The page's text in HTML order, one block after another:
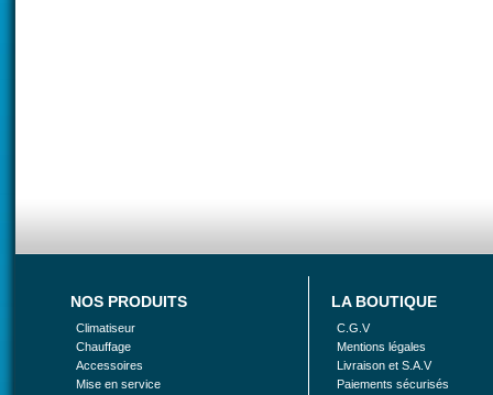
NOS PRODUITS
Climatiseur
Chauffage
Accessoires
Mise en service
LA BOUTIQUE
C.G.V
Mentions légales
Livraison et S.A.V
Paiements sécurisés